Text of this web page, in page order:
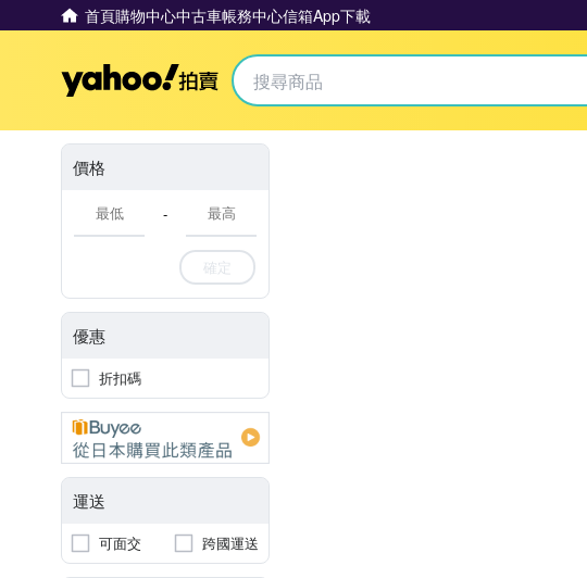
首頁購物中心中古車帳務中心信箱App下載
Yahoo拍賣
價格
-
確定
優惠
折扣碼
運送
可面交 跨國運送